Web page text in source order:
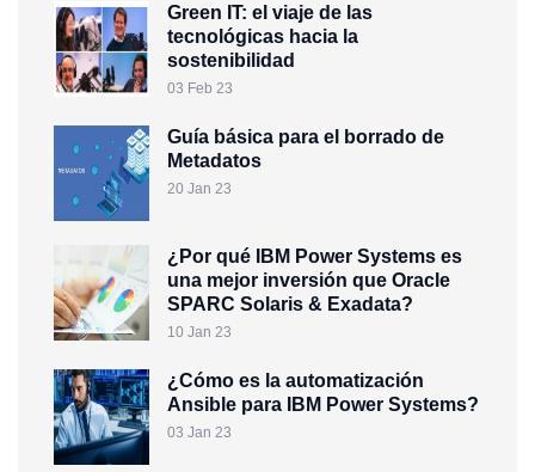
Green IT: el viaje de las
tecnológicas hacia la
sostenibilidad
03 Feb 23
Guía básica para el borrado de
Metadatos
20 Jan 23
¿Por qué IBM Power Systems es
una mejor inversión que Oracle
SPARC Solaris & Exadata?
10 Jan 23
¿Cómo es la automatización
Ansible para IBM Power Systems?
03 Jan 23